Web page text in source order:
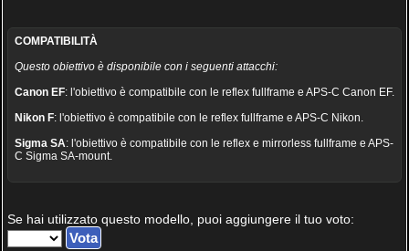
COMPATIBILITÀ
Questo obiettivo è disponibile con i seguenti attacchi:
Canon EF: l'obiettivo è compatibile con le reflex fullframe e APS-C Canon EF.
Nikon F: l'obiettivo è compatibile con le reflex fullframe e APS-C Nikon.
Sigma SA: l'obiettivo è compatibile con le reflex e mirrorless fullframe e APS-
C Sigma SA-mount.
Se hai utilizzato questo modello, puoi aggiungere il tuo voto: